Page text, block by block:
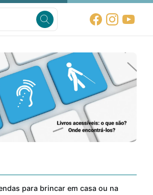
para brincar em casa ou na